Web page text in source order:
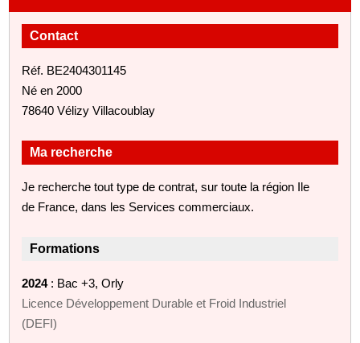
Contact
Réf. BE2404301145
Né en 2000
78640 Vélizy Villacoublay
Ma recherche
Je recherche tout type de contrat, sur toute la région Ile
de France, dans les Services commerciaux.
Formations
2024: Bac +3, Orly
Licence Développement Durable et Froid Industriel
(DEFI)